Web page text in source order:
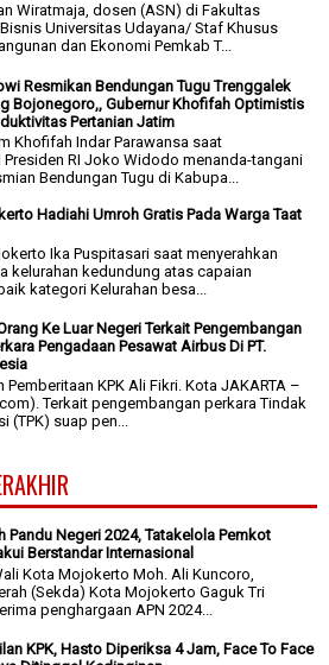
Wiratmaja, dosen (ASN) di Fakultas
Universitas Udayana/ Staf Khusus
dan Ekonomi Pemkab T...
Resmikan Bendungan Tugu Trenggalek
Bojonegoro,, Gubernur Khofifah Optimistis
Pertanian Jatim
Khofifah Indar Parawansa saat
RI Joko Widodo menanda-tangani
Bendungan Tugu di Kabupa...
Hadiahi Umroh Gratis Pada Warga Taat
Ika Puspitasari saat menyerahkan
kelurahan kedundung atas capaian
kategori Kelurahan besa...
Ke Luar Negeri Terkait Pengembangan
Pengadaan Pesawat Airbus Di PT.
Pemberitaan KPK Ali Fikri. Kota JAKARTA –
Terkait pengembangan perkara Tindak
(TPK) suap pen...
Pandu Negeri 2024, Tatakelola Pemkot
Berstandar Internasional
Kota Mojokerto Moh. Ali Kuncoro,
(Sekda) Kota Mojokerto Gaguk Tri
penghargaan APN 2024...
KPK, Hasto Diperiksa 4 Jam, Face To Face